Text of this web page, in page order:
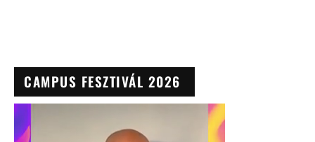
CAMPUS FESZTIVÁL 2026